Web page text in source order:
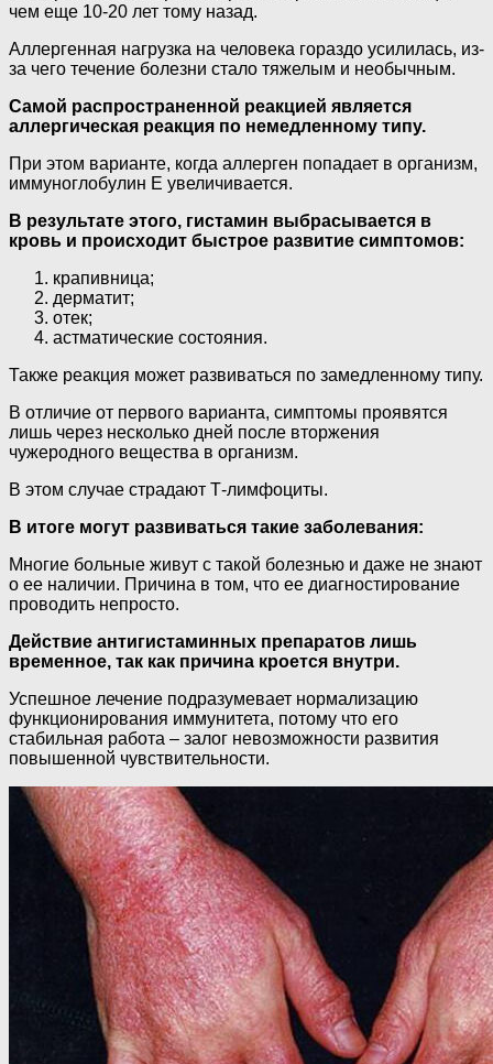
чем еще 10-20 лет тому назад.
Аллергенная нагрузка на человека гораздо усилилась, из-
за чего течение болезни стало тяжелым и необычным.
Самой распространенной реакцией является
аллергическая реакция по немедленному типу.
При этом варианте, когда аллерген попадает в организм,
иммуноглобулин Е увеличивается.
В результате этого, гистамин выбрасывается в
кровь и происходит быстрое развитие симптомов:
крапивница;
дерматит;
отек;
астматические состояния.
Также реакция может развиваться по замедленному типу.
В отличие от первого варианта, симптомы проявятся
лишь через несколько дней после вторжения
чужеродного вещества в организм.
В этом случае страдают Т-лимфоциты.
В итоге могут развиваться такие заболевания:
Многие больные живут с такой болезнью и даже не знают
о ее наличии. Причина в том, что ее диагностирование
проводить непросто.
Действие антигистаминных препаратов лишь
временное, так как причина кроется внутри.
Успешное лечение подразумевает нормализацию
функционирования иммунитета, потому что его
стабильная работа – залог невозможности развития
повышенной чувствительности.